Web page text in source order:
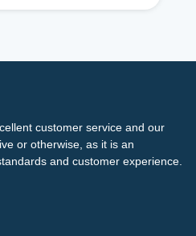
customer service and our
or otherwise, as it is an
and customer experience.